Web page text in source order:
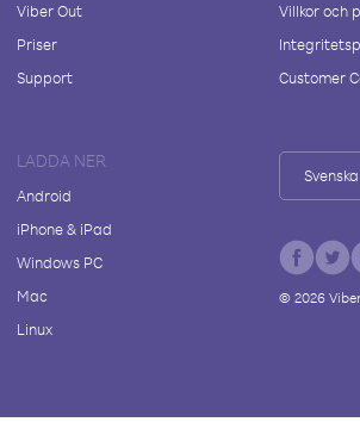
Viber Out
Priser
Support
Villkor och
Customer
LADDA NER
Android
iPhone & iPad
Windows PC
Mac
Linux
Svenska
© 2026